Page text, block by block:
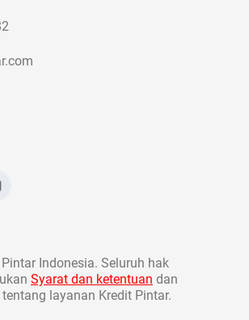
Indonesia. Seluruh hak
Syarat dan ketentuan dan
tentang layanan Kredit Pintar.